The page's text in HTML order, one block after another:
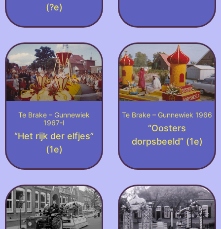
(?e)
Te Brake – Gunnewiek
1967-I
“Het rijk der elfjes”
(1e)
Te Brake – Gunnewiek 1966
“Oosters
dorpsbeeld” (1e)